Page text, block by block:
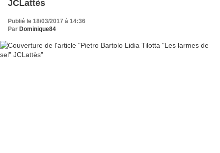
JCLattès
Publié le 18/03/2017 à 14:36
Par Dominique84